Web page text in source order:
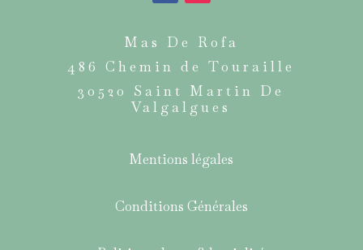
Mas De Rofa
486 Chemin de Touraille
30520 Saint Martin De
Valgalgues
Mentions légales
Conditions Générales